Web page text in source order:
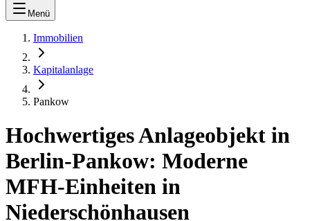
Menü
Immobilien
Kapitalanlage
Pankow
Hochwertiges Anlageobjekt in
Berlin-Pankow: Moderne
MFH-Einheiten in
Niederschönhausen